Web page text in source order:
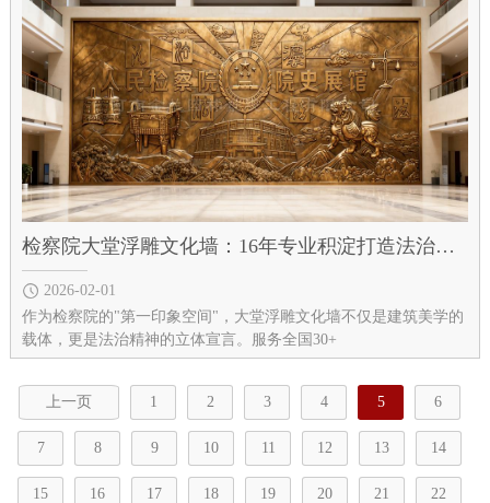
检察院大堂浮雕文化墙：16年专业积淀打造法治精神会客厅
2026-02-01
作为检察院的"第一印象空间"，大堂浮雕文化墙不仅是建筑美学的
载体，更是法治精神的立体宣言。服务全国30+
上一页 1 2 3 4 5 6
7 8 9 10 11 12 13 14
15 16 17 18 19 20 21 22